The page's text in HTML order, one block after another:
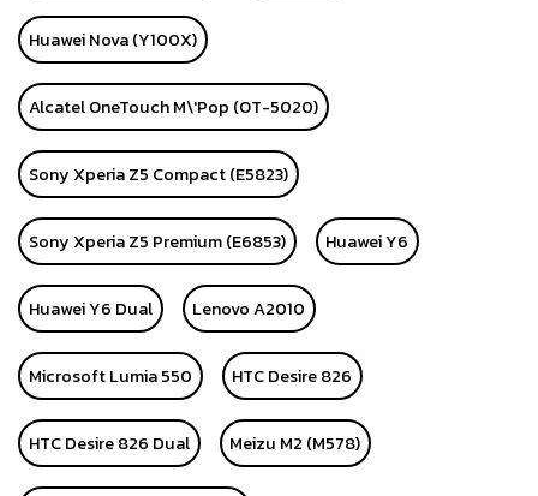
Huawei Nova (Y100X)
Alcatel OneTouch M\'Pop (OT-5020)
Sony Xperia Z5 Compact (E5823)
Sony Xperia Z5 Premium (E6853) Huawei Y6
Huawei Y6 Dual Lenovo A2010
Microsoft Lumia 550 HTC Desire 826
HTC Desire 826 Dual Meizu M2 (M578)